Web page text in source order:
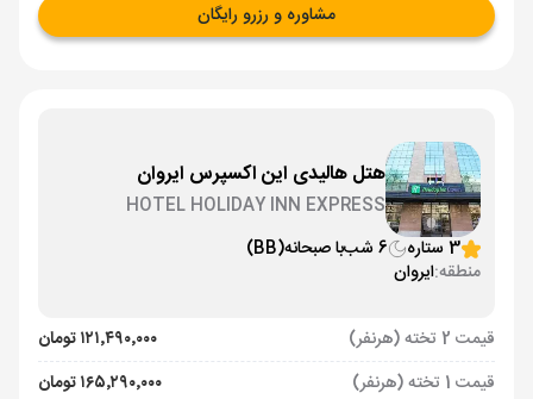
مشاوره و رزرو رایگان
هتل هالیدی این اکسپرس ایروان
HOTEL HOLIDAY INN EXPRESS
3 ستاره
6 شب با صبحانه(BB)
منطقه:ایروان
قیمت 2 تخته (هرنفر)
۱۲۱٬۴۹۰٬۰۰۰ تومان
قیمت 1 تخته (هرنفر)
۱۶۵٬۲۹۰٬۰۰۰ تومان